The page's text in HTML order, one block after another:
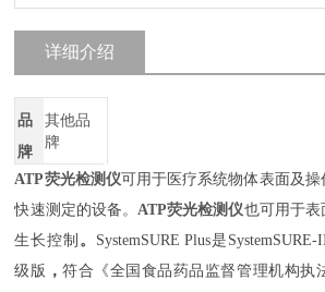
详细介绍
品
牌
其他品
牌
ATP荧光检测仪可用于医疗系统物体表面及操
快速测定的设备。ATP荧光检测仪也可用于表
生长控制 。 SystemSURE Plus是SystemSURE-
级版 ，符合《全国食品药品监督管理机构执